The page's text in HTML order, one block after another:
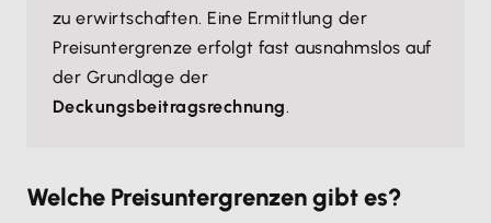
zu erwirtschaften. Eine Ermittlung der
Preisuntergrenze erfolgt fast ausnahmslos auf
der Grundlage der
Deckungsbeitragsrechnung.
Welche Preisuntergrenzen gibt es?